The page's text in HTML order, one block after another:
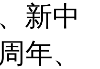
新中
年、